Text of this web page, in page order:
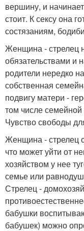
вершину, и
стоит. К сексу она
состязаниям,
Женщина - стрелец
обязательствами и
родители нередко
собственная
подвигу матери -
том числе
Чувство свободы
Женщина - стрелец
что может уйти от
хозяйством у нее
семье или
Стрелец -
бабушки
бабушек) можно